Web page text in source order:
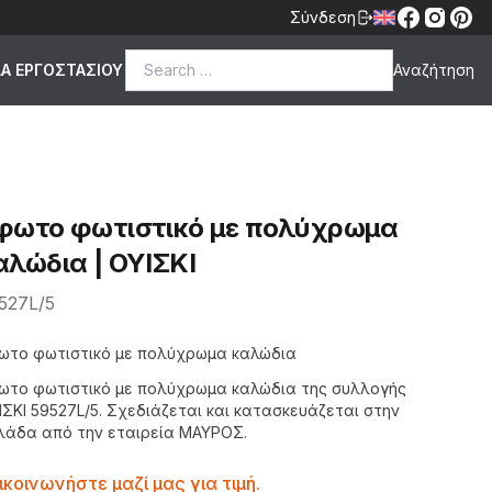
Σύνδεση
ΕΡΓΟΣΤΑΣΙΟΥ
φωτιστικό με πολύχρωμα
| ΟΥΙΣΚΙ
5
φωτιστικό με πολύχρωμα καλώδια
φωτιστικό με πολύχρωμα καλώδια της συλλογής
59527L/5. Σχεδιάζεται και κατασκευάζεται στην
από την εταιρεία ΜΑΥΡΟΣ.
μαζί μας για τιμή.